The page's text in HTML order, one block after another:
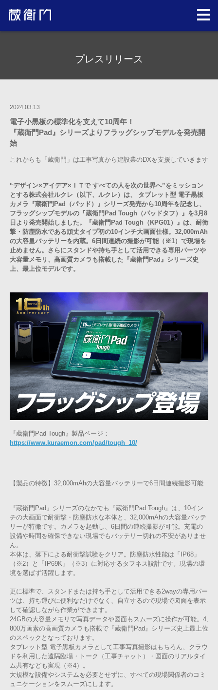
プレスリリース
2024.03.13
電子小黒板の標準化を支えて10周年！
『蔵衛門Pad』シリーズよりフラッグシップモデルを発売開
始
これからも「蔵衛門」は工事写真から建設業のDXを支援していきます
“デザイン×アイデア×ＩＴで すべての人を次の世界へ”をミッション
とする株式会社ルクレ（以下、ルクレ）は、 タブレット型 電子黒板
カメラ『蔵衛門Pad（パッド）』シリーズ発売から10周年を記念し、
フラッグシップモデルの『蔵衛門Pad Tough（パッドタフ）』を3月8
日より発売開始しました。『蔵衛門Pad Tough（KPG01）』は、耐衝
撃・防塵防水である頑丈タイプ初の10インチ大画面仕様。32,000mAh
の大容量バッテリーを内蔵。6日間連続の撮影が可能（※1）で現場を
止めません。さらにスタンドや持ち手として活用できる専用パーツや
大容量メモリ、高画質カメラも搭載した『蔵衛門Pad』シリーズ史
上、最上位モデルです。
『蔵衛門Pad Tough』製品ページ：
https://www.kuraemon.com/pad/tough_10/
【製品の特徴】32,000mAhの大容量バッテリーで6日間連続撮影可能
『蔵衛門Pad』シリーズのなかでも『蔵衛門Pad Tough』は、10イン
チの大画面で耐衝撃・防塵防水な本体と、32,000mAhの大容量バッテ
リーが特徴です。カメラを起動し、6日間の連続撮影が可能。充電の
設備や時間を確保できない現場でもバッテリー切れの不安がありませ
ん。
本体は、落下による耐衝撃試験をクリア。防塵防水性能は「IP68」
（※2）と「IP69K」（※3）に対応するタフネス設計です。現場の環
境を選ばず活躍します。
更に標準で、スタンドまたは持ち手として活用できる2wayの専用パー
ツは、持ち運びに便利なだけでなく、自立するので現場で図面を表示
して確認しながら作業ができます。
24GBの大容量メモリで写真データや図面もスムーズに操作が可能。4,
800万画素の高画質カメラも搭載で『蔵衛門Pad』シリーズ史上最上位
のスペックとなっております。
タブレット型 電子黒板カメラとして工事写真撮影はもちろん、クラウ
ドを利用した遠隔臨場・トーク（工事チャット）・図面のリアルタイ
ム共有なども実現（※4）。
大規模な設備やシステムを必要とせずに、すべての現場関係者のコミ
ュニケーションをスムーズにします。